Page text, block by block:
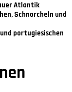
Atlantik
Schnorcheln und
portugiesischen